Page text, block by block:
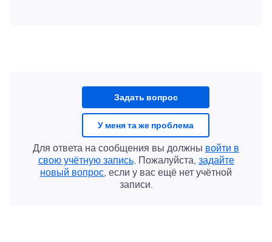
Задать вопрос
У меня та же проблема
Для ответа на сообщения вы должны войти в
свою учётную запись. Пожалуйста, задайте
новый вопрос, если у вас ещё нет учётной
записи.